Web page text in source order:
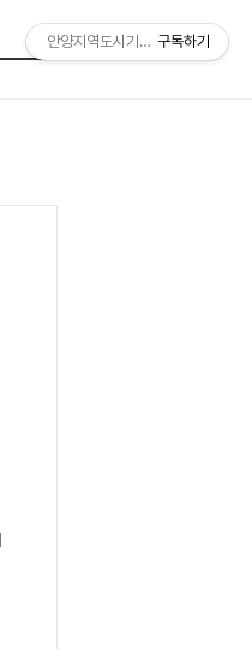
안양지역도시기록연구소
구독하기